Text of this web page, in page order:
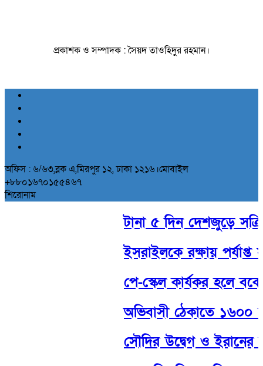
প্রকাশক ও সম্পাদক : সৈয়দ তাওহিদুর রহমান।
অফিস : ৬/৬৩,ব্লক এ,মিরপুর ১২, ঢাকা ১২১৬।মোবাইল
+৮৮০১৬৭০১৫৫৪৬৭
শিরোনাম
টানা ৫ দিন দেশজুড়ে
ইসরাইলকে রক্ষায় পর্যাপ্ত
পে-স্কেল কার্যকর হলে
অভিবাসী ঠেকাতে ১৬০০
সৌদির উদ্বেগ ও ইরানের